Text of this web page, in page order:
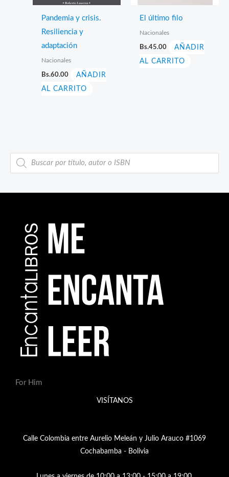
Pandemia y crisis.
Resiliencia y
adaptación
Nacionales
Bs.60.00
AÑADIR
AL CARRITO
El último filo
Nacionales
Bs.45.00
AÑADIR
AL CARRITO
B
e
For Him
VISÍTANOS
Calle Colombia entre Aurelio Meleán y Julio Arauco #1069
Cochabamba - Bolivia